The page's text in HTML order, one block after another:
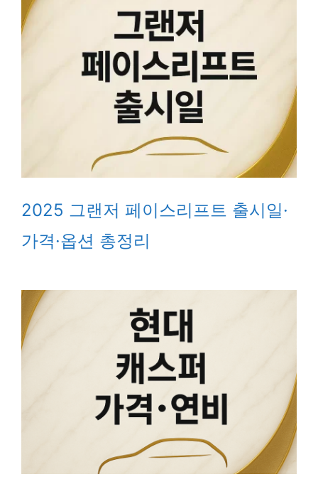
2025 그랜저 페이스리프트 출시일·
가격·옵션 총정리